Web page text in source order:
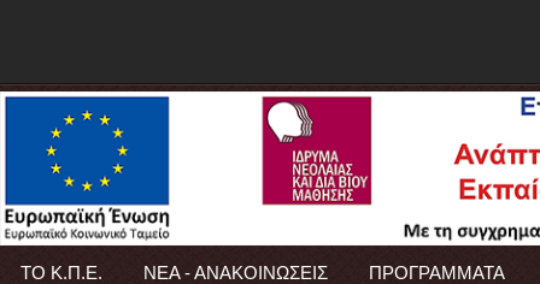
ΤΟ Κ.Π.Ε. ΝΕΑ - ΑΝΑΚΟΙΝΩΣΕΙΣ ΠΡΟΓΡΑΜΜΑΤΑ